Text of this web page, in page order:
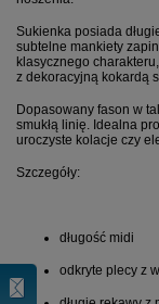
Sukienka posiada
subtelne mankiety
klasycznego
z dekoracyjną kokardą
Dopasowany fason w
smukłą linię. Idealna
uroczyste kolacje czy
Szczegóły:
długość midi
odkryte plecy z